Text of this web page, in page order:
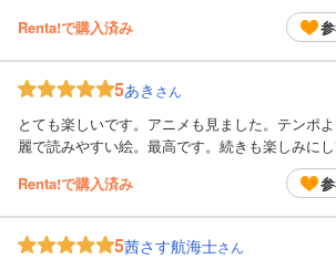
Renta!で購入済み
5あき さん
とても楽しいです。アニメも見ました。テンポ
麗で読みやすい絵。最高です。続きも楽しみにし
Renta!で購入済み
5茜さす航海士さん